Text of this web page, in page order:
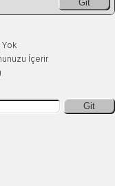
Git
Yok
İçerir
Git